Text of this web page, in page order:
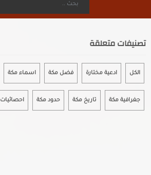
تصنيفات متعلقة
الكل ادعية مختارة فضل مكة اسماء مكة
جغرافية مكة تاريخ مكة حدود مكة احصائيات